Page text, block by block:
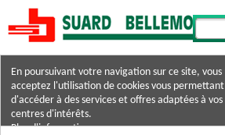
En poursuivant votre navigation sur ce site, vous
acceptez l'utilisation de cookies vous permettant
d'accéder à des services et offres adaptées à vos
centres d'intérêts.
Plus d'informations